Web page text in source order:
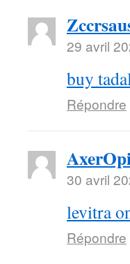
29 avril
buy
Répondre
30 avril
levitra
Répondre